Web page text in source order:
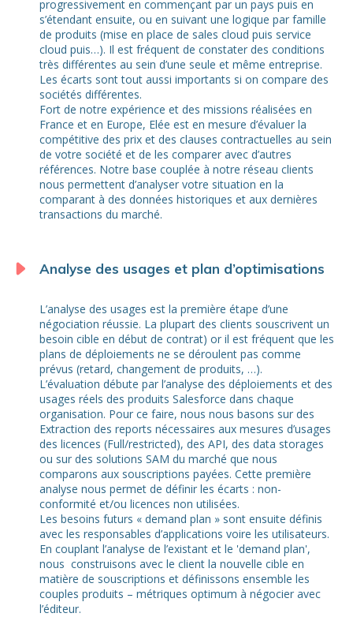
progressivement en commençant par un pays puis en
s’étendant ensuite, ou en suivant une logique par famille
de produits (mise en place de sales cloud puis service
cloud puis…). Il est fréquent de constater des conditions
très différentes au sein d’une seule et même entreprise.
Les écarts sont tout aussi importants si on compare des
sociétés différentes.
Fort de notre expérience et des missions réalisées en
France et en Europe, Elée est en mesure d’évaluer la
compétitive des prix et des clauses contractuelles au sein
de votre société et de les comparer avec d’autres
références. Notre base couplée à notre réseau clients
nous permettent d’analyser votre situation en la
comparant à des données historiques et aux dernières
transactions du marché.
Analyse des usages et plan d’optimisations
L’analyse des usages est la première étape d’une
négociation réussie. La plupart des clients souscrivent un
besoin cible en début de contrat) or il est fréquent que les
plans de déploiements ne se déroulent pas comme
prévus (retard, changement de produits, …).
L’évaluation débute par l’analyse des déploiements et des
usages réels des produits Salesforce dans chaque
organisation. Pour ce faire, nous nous basons sur des
Extraction des reports nécessaires aux mesures d’usages
des licences (Full/restricted), des API, des data storages
ou sur des solutions SAM du marché que nous
comparons aux souscriptions payées. Cette première
analyse nous permet de définir les écarts : non-
conformité et/ou licences non utilisées.
Les besoins futurs « demand plan » sont ensuite définis
avec les responsables d’applications voire les utilisateurs.
En couplant l’analyse de l’existant et le 'demand plan',
nous construisons avec le client la nouvelle cible en
matière de souscriptions et définissons ensemble les
couples produits – métriques optimum à négocier avec
l’éditeur.